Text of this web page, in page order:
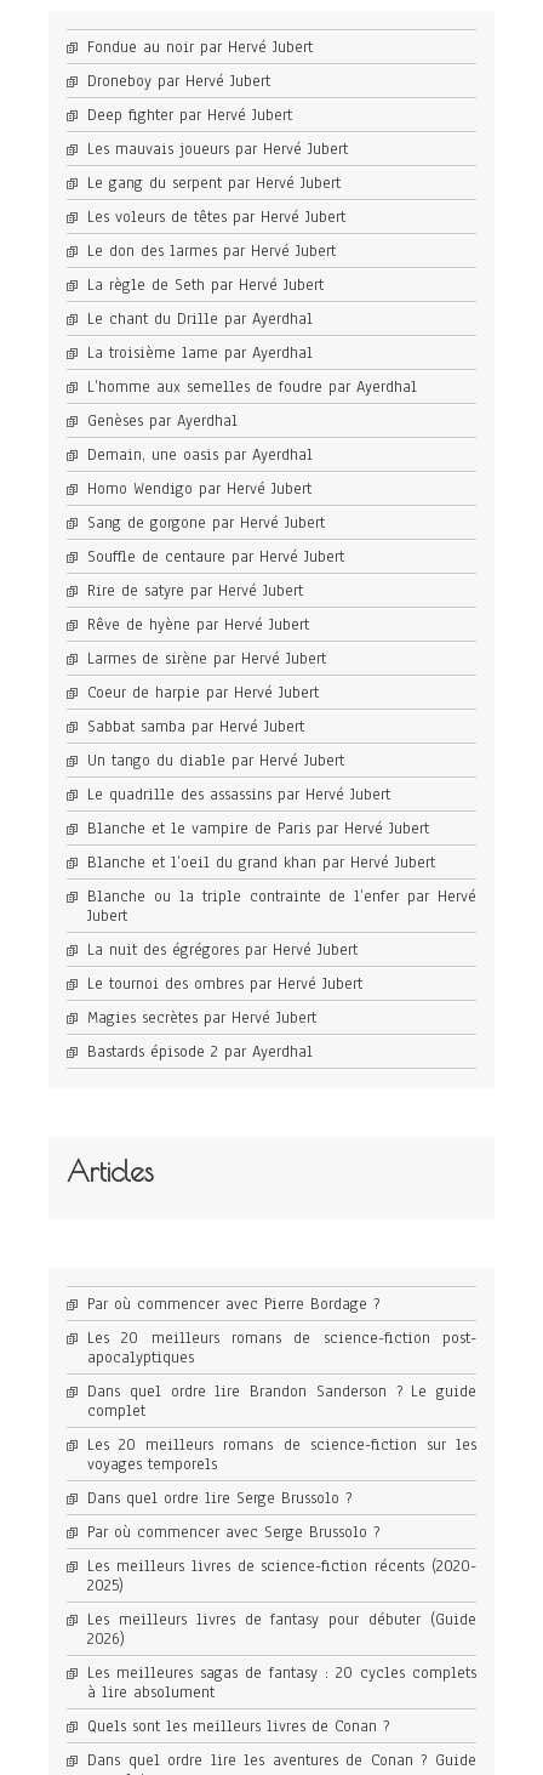
Fondue au noir par Hervé Jubert
Droneboy par Hervé Jubert
Deep fighter par Hervé Jubert
Les mauvais joueurs par Hervé Jubert
Le gang du serpent par Hervé Jubert
Les voleurs de têtes par Hervé Jubert
Le don des larmes par Hervé Jubert
La règle de Seth par Hervé Jubert
Le chant du Drille par Ayerdhal
La troisième lame par Ayerdhal
L’homme aux semelles de foudre par Ayerdhal
Genèses par Ayerdhal
Demain, une oasis par Ayerdhal
Homo Wendigo par Hervé Jubert
Sang de gorgone par Hervé Jubert
Souffle de centaure par Hervé Jubert
Rire de satyre par Hervé Jubert
Rêve de hyène par Hervé Jubert
Larmes de sirène par Hervé Jubert
Coeur de harpie par Hervé Jubert
Sabbat samba par Hervé Jubert
Un tango du diable par Hervé Jubert
Le quadrille des assassins par Hervé Jubert
Blanche et le vampire de Paris par Hervé Jubert
Blanche et l’oeil du grand khan par Hervé Jubert
Blanche ou la triple contrainte de l’enfer par Hervé
Jubert
La nuit des égrégores par Hervé Jubert
Le tournoi des ombres par Hervé Jubert
Magies secrètes par Hervé Jubert
Bastards épisode 2 par Ayerdhal
Articles
Par où commencer avec Pierre Bordage ?
Les 20 meilleurs romans de science-fiction post-
apocalyptiques
Dans quel ordre lire Brandon Sanderson ? Le guide
complet
Les 20 meilleurs romans de science-fiction sur les
voyages temporels
Dans quel ordre lire Serge Brussolo ?
Par où commencer avec Serge Brussolo ?
Les meilleurs livres de science-fiction récents (2020-
2025)
Les meilleurs livres de fantasy pour débuter (Guide
2026)
Les meilleures sagas de fantasy : 20 cycles complets
à lire absolument
Quels sont les meilleurs livres de Conan ?
Dans quel ordre lire les aventures de Conan ? Guide